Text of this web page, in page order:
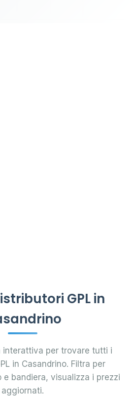
GPL in
interattiva per trovare tutti i
in Casandrino. Filtra per
bandiera, visualizza i prezzi
aggiornati.